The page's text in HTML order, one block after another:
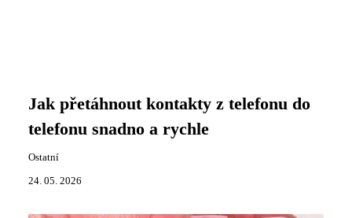
Jak přetáhnout kontakty z telefonu do
telefonu snadno a rychle
Ostatní
24. 05. 2026